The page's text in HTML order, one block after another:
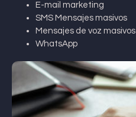
E-mail marketing
SMS Mensajes masivos
Mensajes de voz masivos
WhatsApp